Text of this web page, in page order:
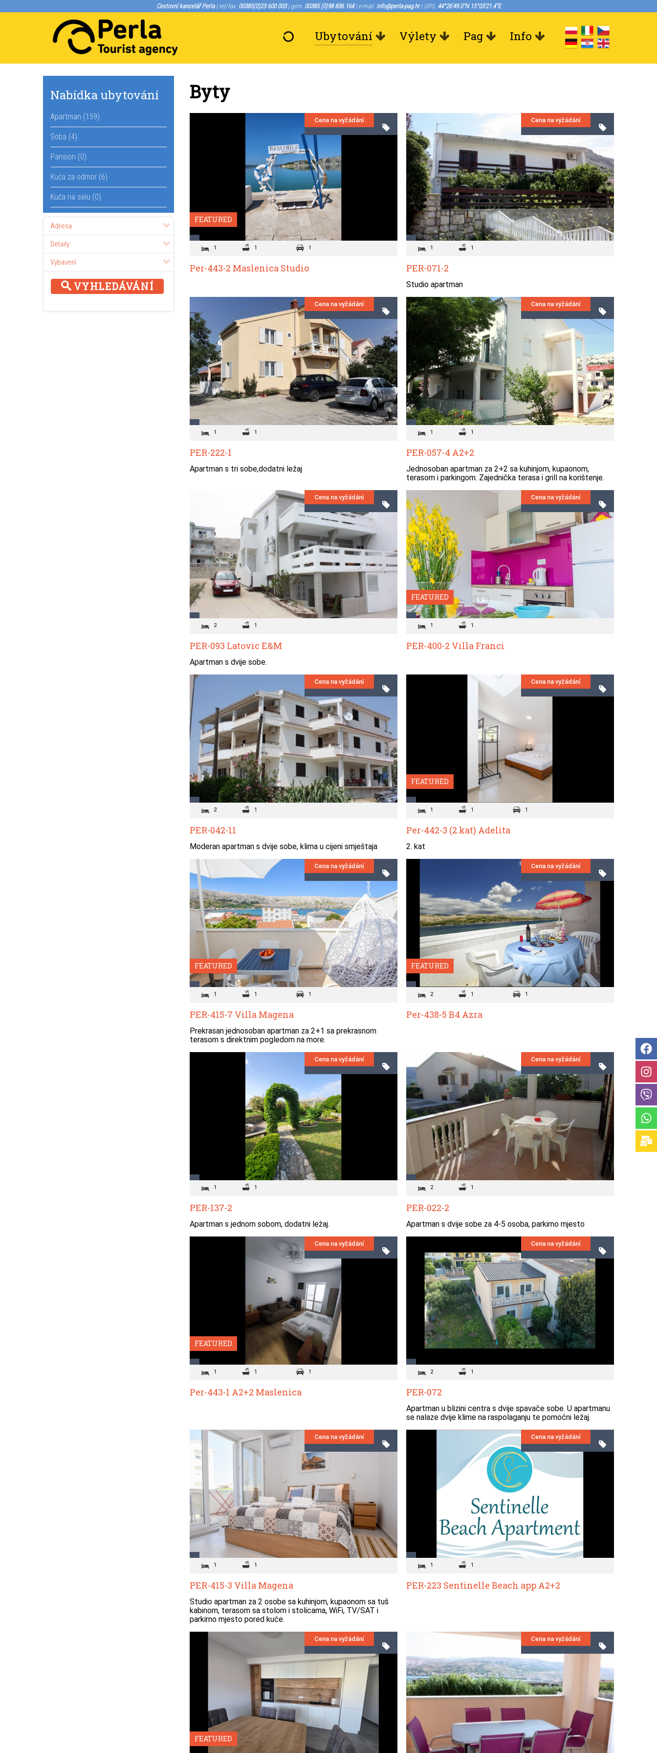
Cestovní kancelář Perla| tel/fax. 00385(0)23 600 003| gsm. 00385 (0)98 836 164| e-mail. info@perla-pag.hr| GPS. 44°26'49.0"N 15°03'21.4"E
Ubytování Výlety Pag Info
Nabídka ubytování
Apartman (159)
Soba (4)
Pansion (0)
Kuća za odmor (6)
Kuća na selu (0)
Adresa
Detaily
Vybavení
VYHLEDÁVÁNÍ
Byty
FEATURED
Cena na vyžádání
1 1 1
Per-443-2 Maslenica Studio
Cena na vyžádání
1 1
PER-071-2
Studio apartman
Cena na vyžádání
1 1
PER-222-1
Apartman s tri sobe,dodatni ležaj
Cena na vyžádání
1 1
PER-057-4 A2+2
Jednosoban apartman za 2+2 sa kuhinjom, kupaonom,
terasom i parkingom. Zajednička terasa i grill na korištenje.
Cena na vyžádání
2 1
PER-093 Latovic E&M
Apartman s dvije sobe.
FEATURED
Cena na vyžádání
1 1
PER-400-2 Villa Franci
Cena na vyžádání
2 1
PER-042-11
Moderan apartman s dvije sobe, klima u cijeni smještaja
FEATURED
Cena na vyžádání
1 1 1
Per-442-3 (2.kat) Adelita
2. kat
FEATURED
Cena na vyžádání
1 1 1
PER-415-7 Villa Magena
Prekrasan jednosoban apartman za 2+1 sa prekrasnom
terasom s direktnim pogledom na more.
FEATURED
Cena na vyžádání
2 1 1
Per-438-5 B4 Azra
Cena na vyžádání
1 1
PER-137-2
Apartman s jednom sobom, dodatni ležaj.
Cena na vyžádání
2 1
PER-022-2
Apartman s dvije sobe za 4-5 osoba, parkirno mjesto
FEATURED
Cena na vyžádání
1 1 1
Per-443-1 A2+2 Maslenica
Cena na vyžádání
2 1
PER-072
Apartman u blizini centra s dvije spavače sobe. U apartmanu
se nalaze dvije klime na raspolaganju te pomoćni ležaj.
Cena na vyžádání
1 1
PER-415-3 Villa Magena
Studio apartman za 2 osobe sa kuhinjom, kupaonom sa tuš
kabinom, terasom sa stolom i stolicama, WiFi, TV/SAT i
parkirno mjesto pored kuće.
Cena na vyžádání
1 1
PER-223 Sentinelle Beach app A2+2
FEATURED
Cena na vyžádání Cena na vyžádání